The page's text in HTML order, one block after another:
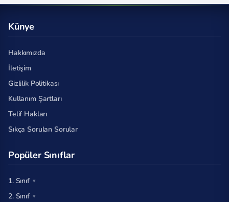
Künye
Hakkımızda
İletişim
Gizlilik Politikası
Kullanım Şartları
Telif Hakları
Sıkça Sorulan Sorular
Popüler Sınıflar
1. Sınıf
2. Sınıf